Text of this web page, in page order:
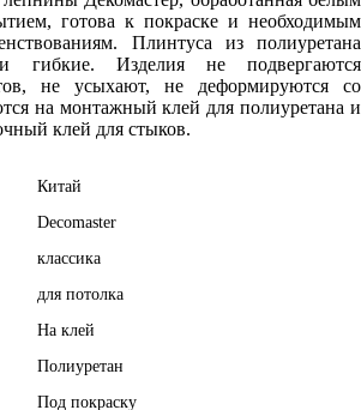
готова к покраске и необходимым
Плинтуса из полиуретана
гибкие. Изделия не подвергаются
не усыхают, не деформируются со
на монтажный клей для полиуретана и
клей для стыков.
Китай
Decomaster
классика
для потолка
На клей
Полиуретан
Под покраску